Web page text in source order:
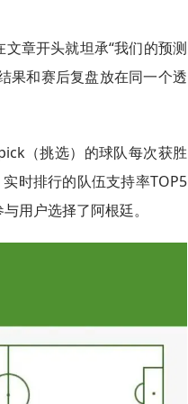
文章开头就坦承“我们的预测
果和赛后复盘放在同一个透
（挑选）的球队每次获胜
时排行的队伍支持率TOP5
用户选择了阿根廷。